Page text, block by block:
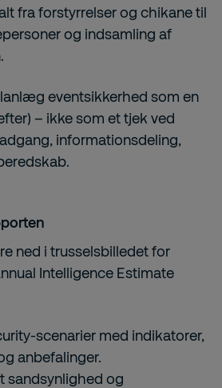
fra forstyrrelser og chikane til
og indsamling af
eventsikkerhed som en
– ikke som et tjek ved
informationsdeling,
ned i trusselsbilledet for
Intelligence Estimate
scenarier med indikatorer,
anbefalinger.
sandsynlighed og